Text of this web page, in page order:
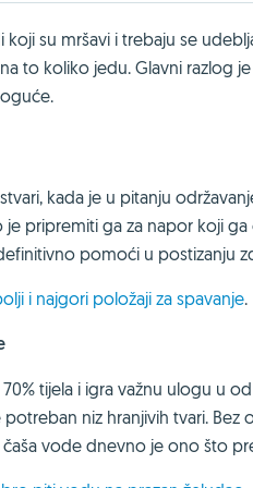
koji su mršavi i trebaju se
to koliko jedu. Glavni razlog
kada je u pitanju
je pripremiti ga za napor koji
pomoći u postizanju
i najgori položaji za spavanje.
tijela i igra važnu ulogu u
potreban niz hranjivih tvari.
vode dnevno je ono što